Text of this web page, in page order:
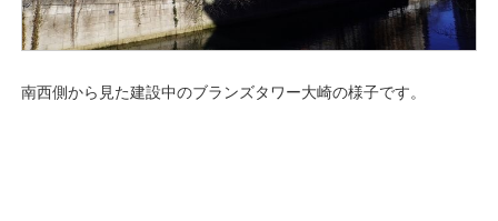
南西側から見た建設中のブランズタワー大崎の様子です。